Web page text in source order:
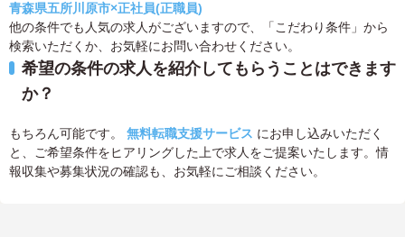
青森県五所川原市×正社員(正職員)
他の条件でも人気の求人がございますので、「こだわり条件」から
検索いただくか、お気軽にお問い合わせください。
希望の条件の求人を紹介してもらうことはできます
か？
もちろん可能です。 無料転職支援サービス にお申し込みいただく
と、ご希望条件をヒアリングした上で求人をご提案いたします。情
報収集や募集状況の確認も、お気軽にご相談ください。